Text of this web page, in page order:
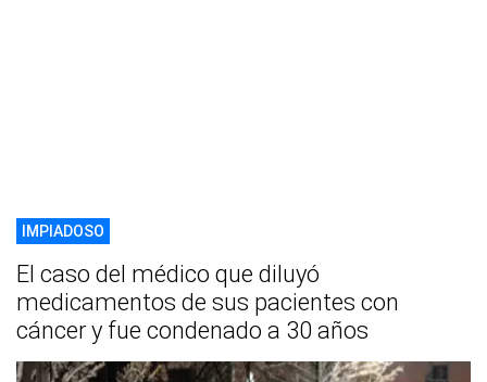
IMPIADOSO
El caso del médico que diluyó
medicamentos de sus pacientes con
cáncer y fue condenado a 30 años